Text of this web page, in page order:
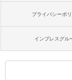
プライバシーポ
インプレスグル